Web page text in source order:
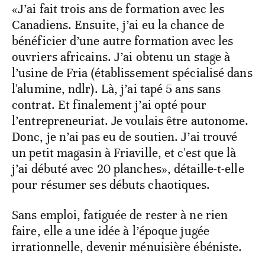
«J’ai fait trois ans de formation avec les
Canadiens. Ensuite, j’ai eu la chance de
bénéficier d’une autre formation avec les
ouvriers africains. J’ai obtenu un stage à
l’usine de Fria (établissement spécialisé dans
l'alumine, ndlr). Là, j’ai tapé 5 ans sans
contrat. Et finalement j’ai opté pour
l’entrepreneuriat. Je voulais être autonome.
Donc, je n’ai pas eu de soutien. J’ai trouvé
un petit magasin à Friaville, et c'est que là
j’ai débuté avec 20 planches», détaille-t-elle
pour résumer ses débuts chaotiques.
Sans emploi, fatiguée de rester à ne rien
faire, elle a une idée à l’époque jugée
irrationnelle, devenir ménuisière ébéniste.